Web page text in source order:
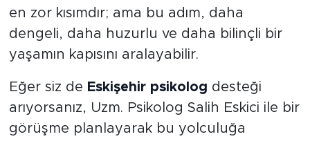
en zor kısımdır; ama bu adım, daha
dengeli, daha huzurlu ve daha bilinçli bir
yaşamın kapısını aralayabilir.
Eğer siz de Eskişehir psikolog desteği
arıyorsanız, Uzm. Psikolog Salih Eskici ile bir
görüşme planlayarak bu yolculuğa